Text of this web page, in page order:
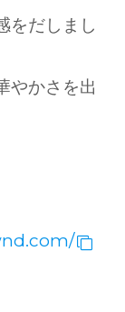
をだしまし
やかさを出